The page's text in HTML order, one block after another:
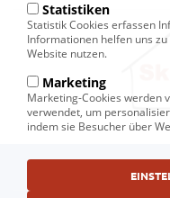
Fußbereichsmenü
© Ski und
Statistiken
Statistik Cookies erfassen
Informationen helfen uns
Website nutzen.
Marketing
Marketing-Cookies werden
verwendet, um
indem sie Besucher über